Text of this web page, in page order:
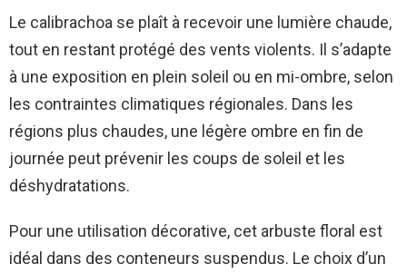
Le calibrachoa se plaît à recevoir une lumière chaude,
tout en restant protégé des vents violents. Il s’adapte
à une exposition en plein soleil ou en mi-ombre, selon
les contraintes climatiques régionales. Dans les
régions plus chaudes, une légère ombre en fin de
journée peut prévenir les coups de soleil et les
déshydratations.
Pour une utilisation décorative, cet arbuste floral est
idéal dans des conteneurs suspendus. Le choix d’un